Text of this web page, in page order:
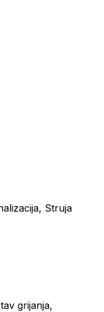
Struja
grijanja,